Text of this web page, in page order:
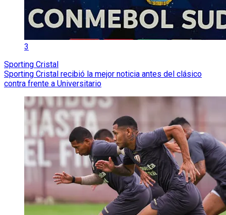
3
Sporting Cristal
Sporting Cristal recibió la mejor noticia antes del clásico
contra frente a Universitario